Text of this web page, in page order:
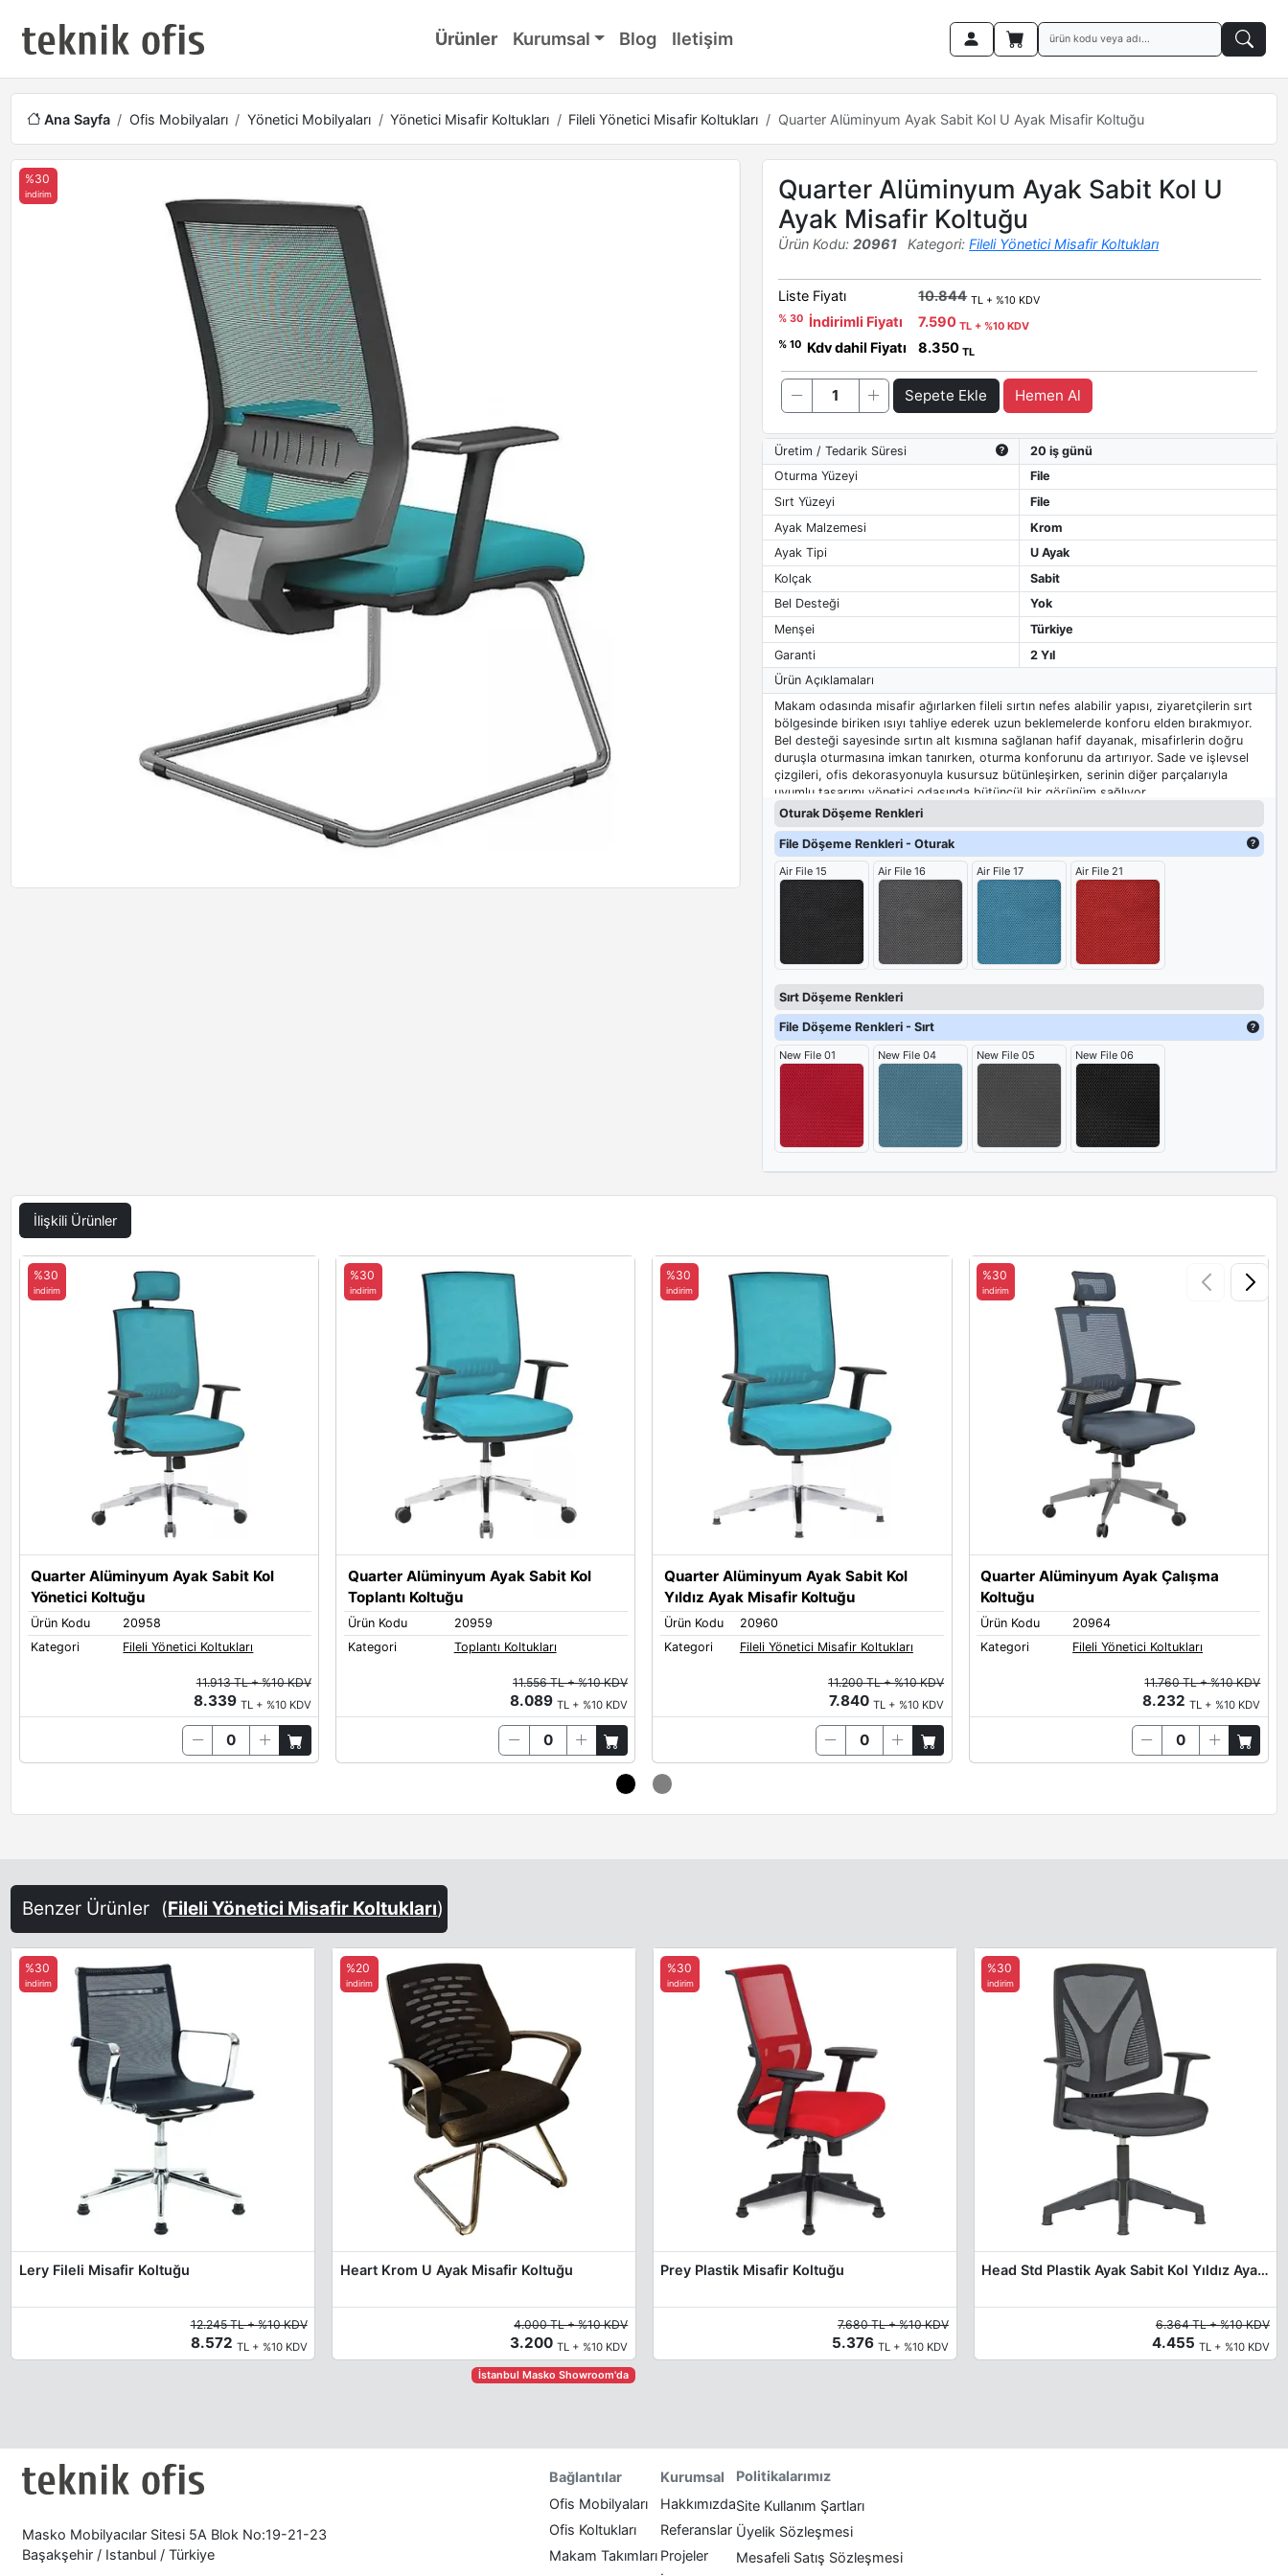
Ürünler Kurumsal Blog Iletişim
Ana Sayfa Ofis Mobilyaları Yönetici Mobilyaları Yönetici Misafir Koltukları Fileli Yönetici Misafir Koltukları Quarter Alüminyum Ayak Sabit Kol U Ayak Misafir Koltuğu
%30
indirim
Quarter Alüminyum Ayak Sabit Kol U
Ayak Misafir Koltuğu
Ürün Kodu: 20961 Kategori:Fileli Yönetici Misafir Koltukları
Liste Fiyatı 10.844 TL + %10 KDV
% 30 İndirimli Fiyatı 7.590TL + %10 KDV
% 10 Kdv dahil Fiyatı 8.350TL
Sepete Ekle Hemen Al
Üretim / Tedarik Süresi
20 iş günü
Oturma Yüzeyi
File
Sırt Yüzeyi
File
Ayak Malzemesi
Krom
Ayak Tipi
U Ayak
Kolçak
Sabit
Bel Desteği
Yok
Menşei
Türkiye
Garanti
2 Yıl
Ürün Açıklamaları
Makam odasında misafir ağırlarken fileli sırtın nefes alabilir yapısı, ziyaretçilerin sırt
bölgesinde biriken ısıyı tahliye ederek uzun beklemelerde konforu elden bırakmıyor.
Bel desteği sayesinde sırtın alt kısmına sağlanan hafif dayanak, misafirlerin doğru
duruşla oturmasına imkan tanırken, oturma konforunu da artırıyor. Sade ve işlevsel
çizgileri, ofis dekorasyonuyla kusursuz bütünleşirken, serinin diğer parçalarıyla
uyumlu tasarımı yönetici odasında bütüncül bir görünüm sağlıyor.
Oturak Döşeme Renkleri
File Döşeme Renkleri - Oturak
Air File 15 Air File 16 Air File 17 Air File 21
Sırt Döşeme Renkleri
File Döşeme Renkleri - Sırt
New File 01 New File 04 New File 05 New File 06
İlişkili Ürünler
Quarter Alüminyum Ayak Sabit Kol
Yönetici Koltuğu
Ürün Kodu
20958
Kategori
Fileli Yönetici Koltukları
%30
indirim
11.913 TL + %10 KDV
8.339 TL + %10 KDV
Quarter Alüminyum Ayak Sabit Kol
Toplantı Koltuğu
Ürün Kodu
20959
Kategori
Toplantı Koltukları
%30
indirim
11.556 TL + %10 KDV
8.089 TL + %10 KDV
Quarter Alüminyum Ayak Sabit Kol
Yıldız Ayak Misafir Koltuğu
Ürün Kodu
20960
Kategori
Fileli Yönetici Misafir Koltukları
%30
indirim
11.200 TL + %10 KDV
7.840TL + %10 KDV
Quarter Alüminyum Ayak Çalışma
Koltuğu
Ürün Kodu
20964
Kategori
Fileli Yönetici Koltukları
%30
indirim
11.760 TL + %10 KDV
8.232TL + %10 KDV
Benzer Ürünler (Fileli Yönetici Misafir Koltukları)
Lery Fileli Misafir Koltuğu
%30
indirim
12.245 TL + %10 KDV
8.572 TL + %10 KDV
Heart Krom U Ayak Misafir Koltuğu
%20
indirim
4.000 TL + %10 KDV
3.200TL + %10 KDV
İstanbul Masko Showroom'da
Prey Plastik Misafir Koltuğu
%30
indirim
7.680 TL + %10 KDV
5.376TL + %10 KDV
Head Std Plastik Ayak Sabit Kol Yıldız Ayak Misafir Koltuğu
%30
indirim
6.364 TL + %10 KDV
4.455 TL + %10 KDV
Masko Mobilyacılar Sitesi 5A Blok No:19-21-23
Başakşehir / Istanbul / Türkiye
Bağlantılar
Ofis Mobilyaları
Ofis Koltukları
Makam Takımları
Kurumsal
Hakkımızda
Referanslar
Projeler
Politikalarımız
Site Kullanım Şartları
Üyelik Sözleşmesi
Mesafeli Satış Sözleşmesi